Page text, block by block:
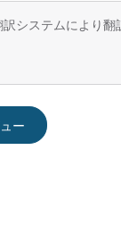
システムにより
ー